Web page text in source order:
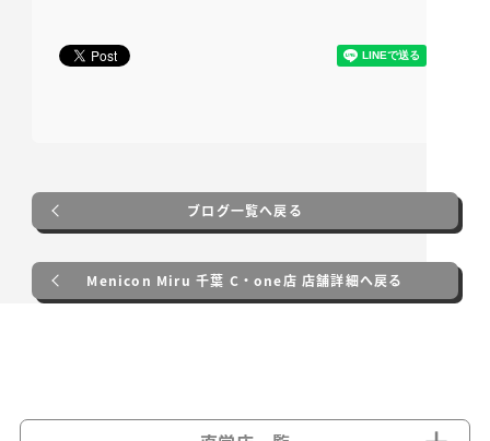
ブログ一覧へ戻る
Menicon Miru 千葉 C・one店 店舗詳細へ戻る